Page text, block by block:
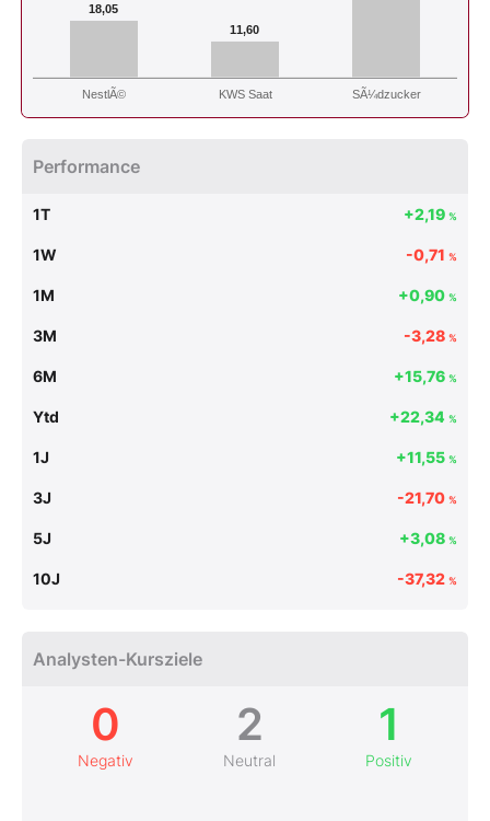
18,05
11,60
NestlÃ© KWS Saat SÃ¼dzucker
Performance
1T +2,19 %
1W -0,71 %
1M +0,90 %
3M -3,28 %
6M +15,76 %
Ytd +22,34 %
1J +11,55 %
3J -21,70 %
5J +3,08 %
10J -37,32 %
Analysten-Kursziele
0
Negativ
2
Neutral
1
Positiv